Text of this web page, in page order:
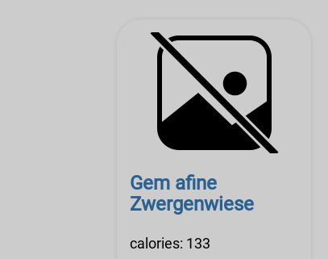
Gem afine
Zwergenwiese
calories: 133